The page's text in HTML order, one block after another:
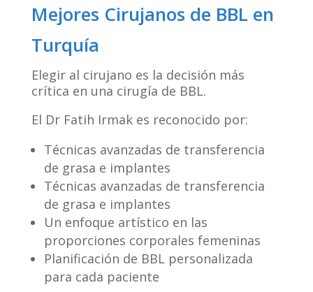
Mejores Cirujanos de BBL en
Turquía
Elegir al cirujano es la decisión más
crítica en una cirugía de BBL.
El Dr Fatih Irmak es reconocido por:
Técnicas avanzadas de transferencia
de grasa e implantes
Técnicas avanzadas de transferencia
de grasa e implantes
Un enfoque artístico en las
proporciones corporales femeninas
Planificación de BBL personalizada
para cada paciente